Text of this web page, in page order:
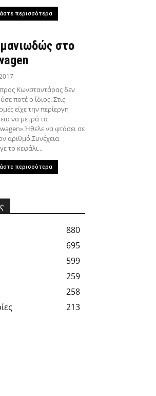
περισσότερα
μανιωδώς στο
Κωνσταντάρας δεν
ποτέ ο ίδιος. Στις
είχε την περίεργη
να μετρά τα
να φτάσει σε
αριθμό.Συνέχεια
το κεφάλι...
περισσότερα
880
695
599
259
258
213